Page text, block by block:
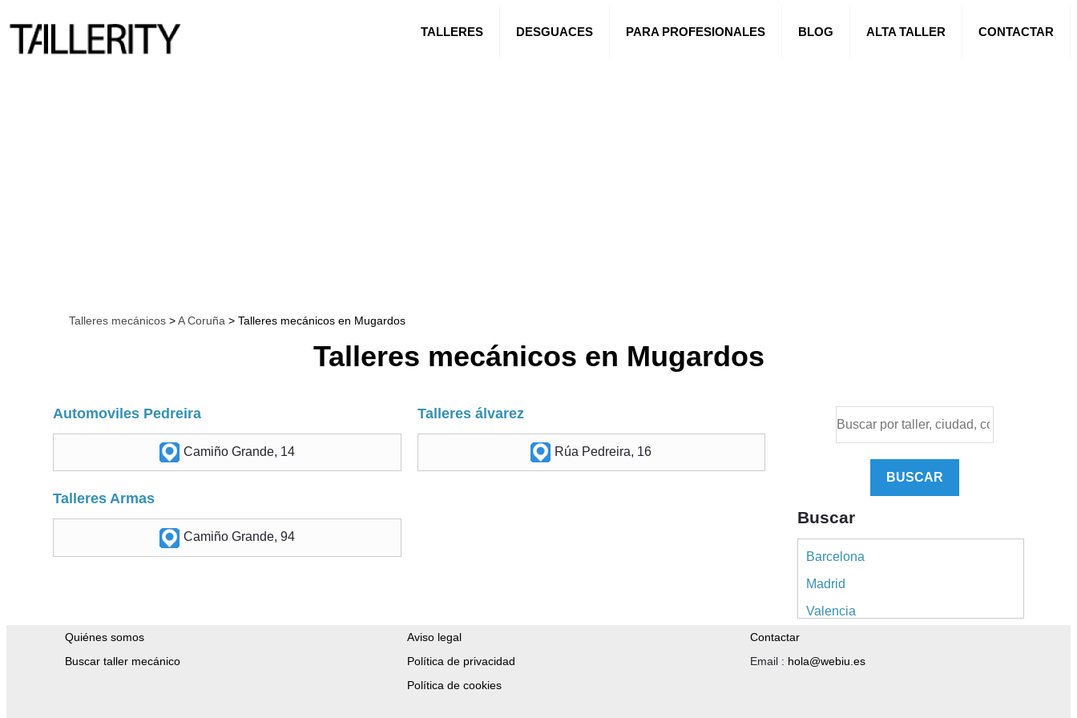
TALLERES DESGUACES PARA PROFESIONALES BLOG ALTA TALLER CONTACTAR
Talleres mecánicos >A Coruña > Talleres mecánicos en Mugardos
Talleres mecánicos en Mugardos
Automoviles Pedreira
Camiño Grande, 14
Talleres álvarez
Rúa Pedreira, 16
Talleres Armas
Camiño Grande, 94
BUSCAR
Buscar
Barcelona
Madrid
Valencia
Sevilla
Quiénes somos
Buscar taller mecánico
Aviso legal
Política de privacidad
Política de cookies
Contactar
Email : hola@webiu.es